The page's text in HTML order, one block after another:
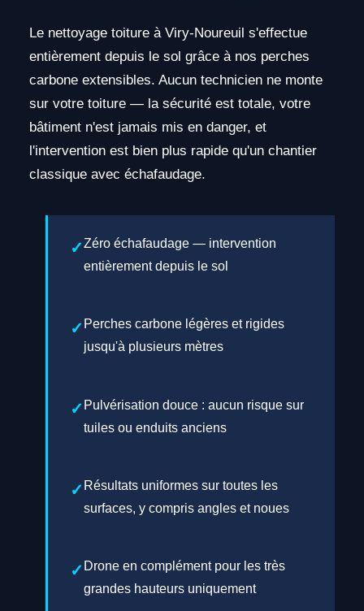
Le nettoyage toiture à Viry-Noureuil s'effectue
entièrement depuis le sol grâce à nos perches
carbone extensibles. Aucun technicien ne monte
sur votre toiture — la sécurité est totale, votre
bâtiment n'est jamais mis en danger, et
l'intervention est bien plus rapide qu'un chantier
classique avec échafaudage.
Zéro échafaudage — intervention
entièrement depuis le sol
Perches carbone légères et rigides
jusqu'à plusieurs mètres
Pulvérisation douce : aucun risque sur
tuiles ou enduits anciens
Résultats uniformes sur toutes les
surfaces, y compris angles et noues
Drone en complément pour les très
grandes hauteurs uniquement